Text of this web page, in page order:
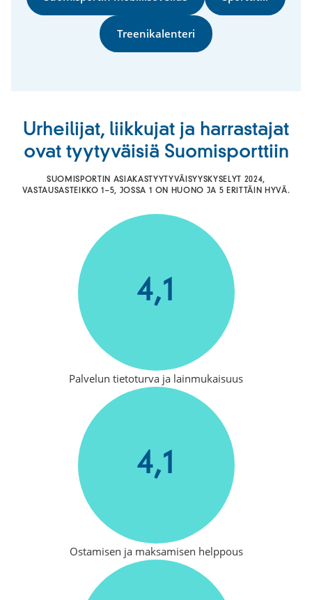
Treenikalenteri
Urheilijat, liikkujat ja harrastajat
ovat tyytyväisiä Suomisporttiin
SUOMISPORTIN ASIAKASTYYTYVÄISYYSKYSELYT 2024,
VASTAUSASTEIKKO 1–5, JOSSA 1 ON HUONO JA 5 ERITTÄIN HYVÄ.
4,1
Palvelun tietoturva ja lainmukaisuus
4,1
Ostamisen ja maksamisen helppous